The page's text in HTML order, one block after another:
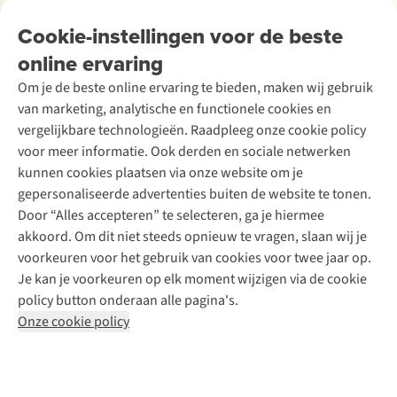
Cookie-instellingen voor de beste
online ervaring
Om je de beste online ervaring te bieden, maken wij gebruik
van marketing, analytische en functionele cookies en
vergelijkbare technologieën. Raadpleeg onze cookie policy
voor meer informatie. Ook derden en sociale netwerken
kunnen cookies plaatsen via onze website om je
gepersonaliseerde advertenties buiten de website te tonen.
Door “Alles accepteren” te selecteren, ga je hiermee
akkoord. Om dit niet steeds opnieuw te vragen, slaan wij je
voorkeuren voor het gebruik van cookies voor twee jaar op.
Je kan je voorkeuren op elk moment wijzigen via de cookie
policy button onderaan alle pagina's.
Onze cookie policy
Garantie
Contact
Onze winkels
Over A.S.Adventure
Toegankelijkheidsverklaring
Ski-onderhoud
Wasservice
Schoenonderhoud
Schoenherstelling
Kledingherstelling
Retouches
Voor bedrijven
A.S.Magazine
Podcast
Explore Academy
Explore Camp
Gear Check
Inspiratie & advies
Meld je aan voor de nieuwsbrief
Follow us
Disclaimer Privacy Policy
Algemene voorwaarden
Cookie Policy